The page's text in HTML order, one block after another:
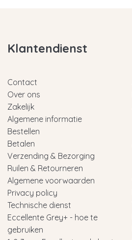
Klantendienst
Contact
Over ons
Zakelijk
Algemene informatie
Bestellen
Betalen
Verzending & Bezorging
Ruilen & Retourneren
Algemene voorwaarden
Privacy policy
Technische dienst
Eccellente Grey+ - hoe te
gebruiken